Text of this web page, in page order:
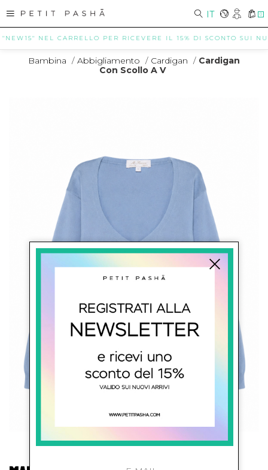
IT 0
NEL CARRELLO PER RICEVERE IL 15% DI SCONTO SUI
Bambina / Abbigliamento / Cardigan / Cardigan
Con Scollo A V